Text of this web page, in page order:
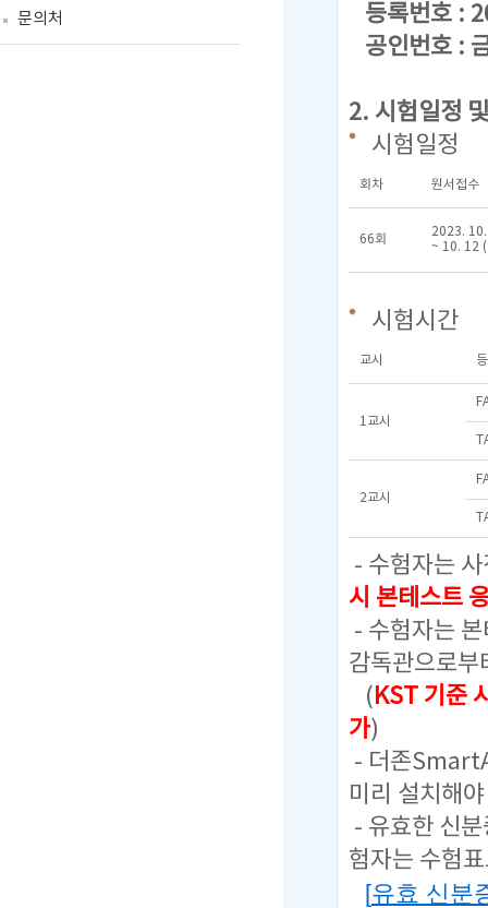
문의처
등록번호 :
공인번호 :
2. 시험일정
시험일정
회차 원서접수
66회
2023.
~ 10. 12
시험시간
교시
1교시
2교시
- 수험자는
시 본테스트
- 수험자는
감독관으로
(KST 기준
가)
- 더존
미리 설치해
- 유효한 신
험자는 수험
[유효 신분